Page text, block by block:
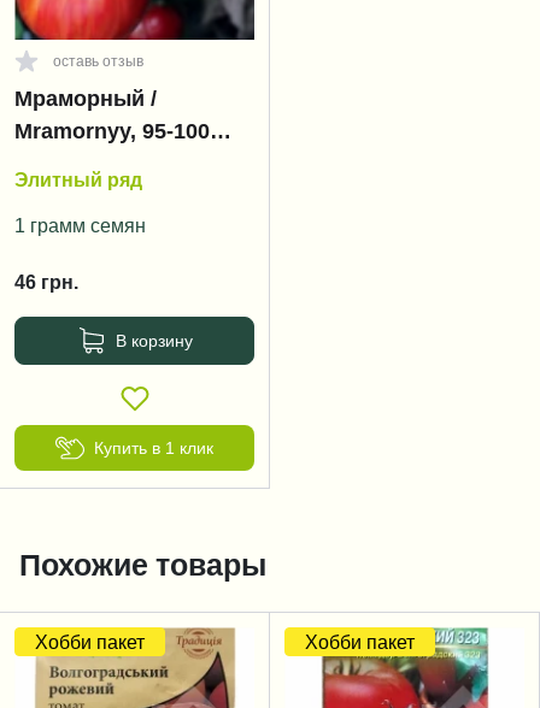
оставь отзыв
Мраморный /
Mramornyy, 95-100
Элитный ряд
1 грамм семян
46 грн.
В корзину
Купить в 1 клик
Похожие товары
Хобби пакет Хобби пакет